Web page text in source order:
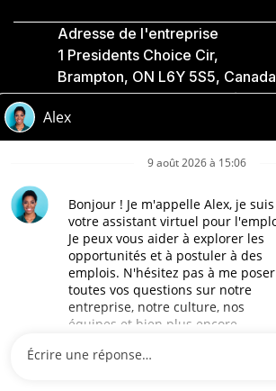
Adresse de l'entreprise
1 Presidents Choice Cir,
Brampton, ON L6Y 5S5, Canada
Politique de confidentialité
Compagnies Loblaw